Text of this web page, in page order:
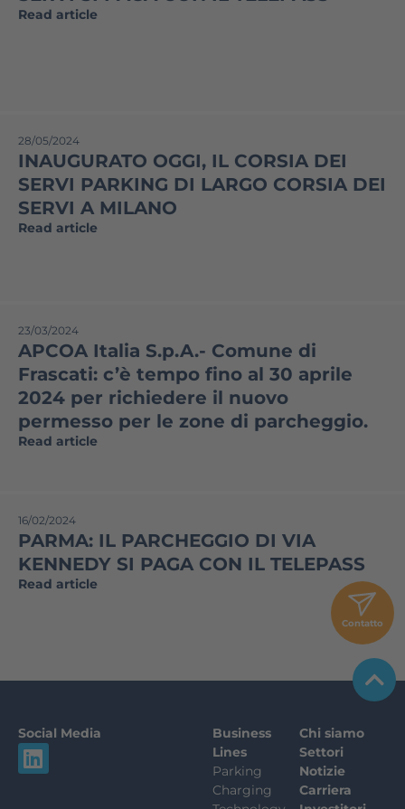
Read article
28/05/2024
INAUGURATO OGGI, IL CORSIA DEI
SERVI PARKING DI LARGO CORSIA DEI
SERVI A MILANO
Read article
23/03/2024
APCOA Italia S.p.A.- Comune di
Frascati: c’è tempo fino al 30 aprile
2024 per richiedere il nuovo
permesso per le zone di parcheggio.
Read article
16/02/2024
PARMA: IL PARCHEGGIO DI VIA
KENNEDY SI PAGA CON IL TELEPASS
Read article
Contatto
Social Media
L
i
Business
Lines
Parking
Charging
Chi siamo
Settori
Notizie
Carriera